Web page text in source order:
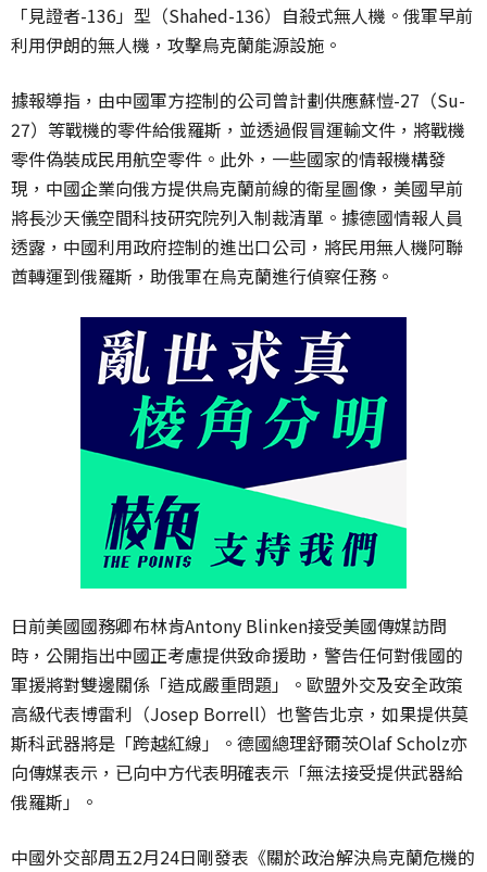
「見證者-136」型（Shahed-136）自殺式無人機。俄軍早前
利用伊朗的無人機，攻擊烏克蘭能源設施。
據報導指，由中國軍方控制的公司曾計劃供應蘇愷-27（Su-
27）等戰機的零件給俄羅斯，並透過假冒運輸文件，將戰機
零件偽裝成民用航空零件。此外，一些國家的情報機構發
現，中國企業向俄方提供烏克蘭前線的衛星圖像，美國早前
將長沙天儀空間科技研究院列入制裁清單。據德國情報人員
透露，中國利用政府控制的進出口公司，將民用無人機阿聯
酋轉運到俄羅斯 ， 助俄軍在烏克蘭進行偵察任務。
日前美國國務卿布林肯Antony Blinken接受美國傳媒訪問
時，公開指出中國正考慮提供致命援助，警告任何對俄國的
軍援將對雙邊關係「造成嚴重問題」。歐盟外交及安全政策
高級代表博雷利 （Josep Borrell）也警告北京，如果提供莫
斯科武器將是「跨越紅線」。德國總理舒爾茨Olaf Scholz亦
向傳媒表示，已向中方代表明確表示「無法接受提供武器給
俄羅斯」。
中國外交部周五2月24日剛發表《關於政治解決烏克蘭危機的